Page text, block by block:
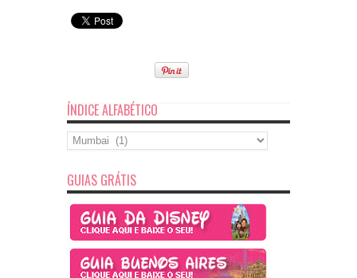
ÍNDICE ALFABÉTICO
Índice
Alfabético
GUIAS GRÁTIS